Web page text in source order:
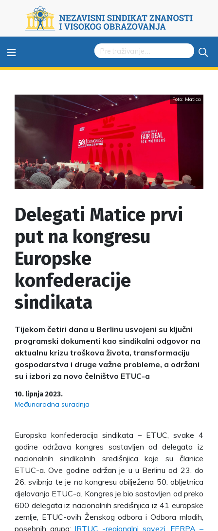
≡
Foto: Matica
Delegati Matice prvi
put na kongresu
Europske
konfederacije
sindikata
Tijekom četiri dana u Berlinu usvojeni su ključni
programski dokumenti kao sindikalni odgovor na
aktualnu krizu troškova života, transformaciju
gospodarstva i druge važne probleme, a održani
su i izbori za novo čelništvo ETUC-a
10. lipnja 2023.
Međunarodna suradnja
Europska konfederacija sindikata – ETUC, svake 4
godine održava kongres sastavljen od delegata iz
nacionalnih sindikalnih središnjica koje su članice
ETUC-a. Ove godine održan je u u Berlinu od 23. do
26. svibnja te je na kongresu obilježena 50. obljetnica
djelovanja ETUC-a. Kongres je bio sastavljen od preko
600 delegata iz nacionalnih središnjica iz 41 europske
zemlje, ETUC-ovih Ženskog odbora i Odbora mladih,
posebnih grupa: IRTUC -regionalni savezi FERPA –